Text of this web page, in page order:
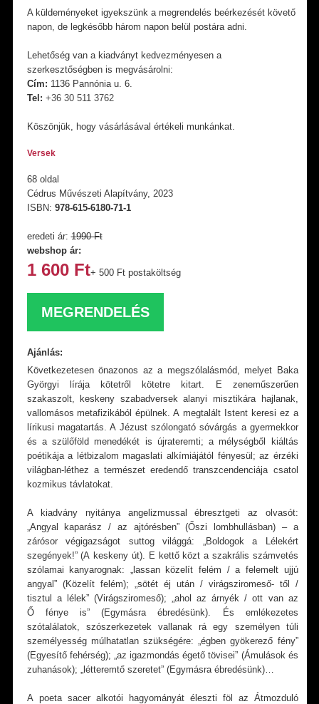
A küldeményeket igyekszünk a megrendelés beérkezését követő
napon, de legkésőbb három napon belül postára adni.
Lehetőség van a kiadványt kedvezményesen a
szerkesztőségben is megvásárolni:
Cím: 1136 Pannónia u. 6.
Tel: +36 30 511 3762
Köszönjük, hogy vásárlásával értékeli munkánkat.
Versek
68 oldal
Cédrus Művészeti Alapítvány, 2023
ISBN: 978-615-6180-71-1
eredeti ár:1990 Ft
webshop ár:
1 600 Ft+ 500 Ft postaköltség
MEGRENDELÉS
Ajánlás:
Következetesen önazonos az a megszólalásmód, melyet Baka
Györgyi lírája kötetről kötetre kitart. E zeneműszerűen
szakaszolt, keskeny szabadversek alanyi misztikára hajlanak,
vallomásos metafizikából épülnek. A megtalált Istent keresi ez a
lírikusi magatartás. A Jézust szólongató sóvárgás a gyermekkor
és a szülőföld menedékét is újrateremti; a mélységből kiáltás
poétikája a létbizalom magaslati alkímiájától fényesül; az érzéki
világban-léthez a természet eredendő transzcendenciája csatol
kozmikus távlatokat.
A kiadvány nyitánya angelizmussal ébresztgeti az olvasót:
„Angyal kaparász / az ajtórésben” (Őszi lombhullásban) – a
zárósor végigazságot suttog világgá: „Boldogok a Lélekért
szegények!” (A keskeny út). E kettő közt a szakrális számvetés
szólamai kanyarognak: „lassan közelít felém / a felemelt ujjú
angyal” (Közelít felém); „sötét éj után / virágsziromeső- től /
tisztul a lélek” (Virágsziromeső); „ahol az árnyék / ott van az
Ő fénye is” (Egymásra ébredésünk). És emlékezetes
szótalálatok, szószerkezetek vallanak rá egy személyen túli
személyesség múlhatatlan szükségére: „égben gyökerező fény”
(Egyesítő fehérség); „az igazmondás égető tövisei” (Ámulások és
zuhanások); „létteremtő szeretet” (Egymásra ébredésünk)…
A poeta sacer alkotói hagyományát éleszti föl az Átmozduló